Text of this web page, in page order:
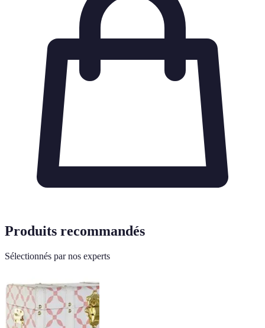
Produits recommandés
Sélectionnés par nos experts